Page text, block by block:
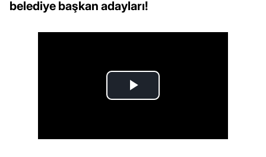
belediye başkan adayları!